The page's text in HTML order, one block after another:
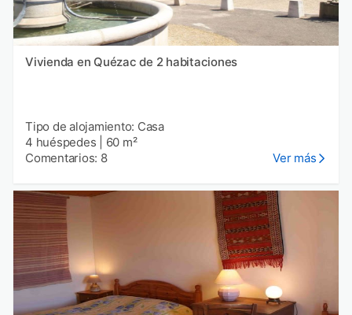
Vivienda en Quézac de 2 habitaciones
Tipo de alojamiento: Casa
4 huéspedes
60 m²
Comentarios: 8
Ver más